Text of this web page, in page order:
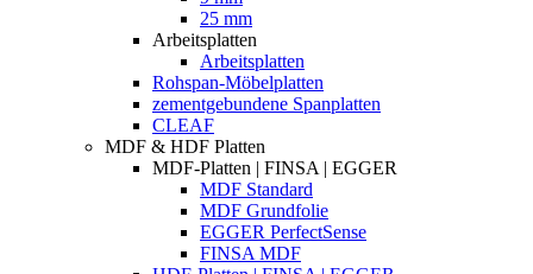
25 mm
Arbeitsplatten
Arbeitsplatten
Rohspan-Möbelplatten
zementgebundene Spanplatten
CLEAF
MDF & HDF Platten
MDF-Platten | FINSA | EGGER
MDF Standard
MDF Grundfolie
EGGER PerfectSense
FINSA MDF